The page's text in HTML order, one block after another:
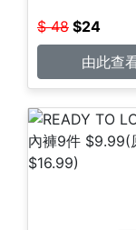
$ 48 $24
由此查